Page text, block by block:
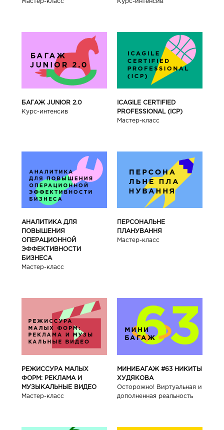
БАГАЖ JUNIOR 2.0
Курс-интенсив
ICAGILE CERTIFIED
PROFESSIONAL (ICP)
Мастер-класс
АНАЛИТИКА ДЛЯ
ПОВЫШЕНИЯ
ОПЕРАЦИОННОЙ
ЭФФЕКТИВНОСТИ
БИЗНЕСА
Мастер-класс
ПЕРСОНАЛЬНЕ
ПЛАНУВАННЯ
Мастер-класс
РЕЖИССУРА МАЛЫХ
ФОРМ: РЕКЛАМА И
МУЗЫКАЛЬНЫЕ ВИДЕО
Мастер-класс
МИНИБАГАЖ #63 НИКИТЫ
ХУДЯКОВА
Осторожно! Виртуальная и
дополненная реальность